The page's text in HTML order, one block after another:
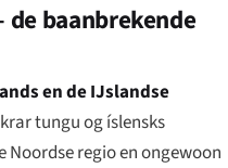
baanbrekende
en de IJslandse
tungu og íslensks
Noordse regio en ongewoon